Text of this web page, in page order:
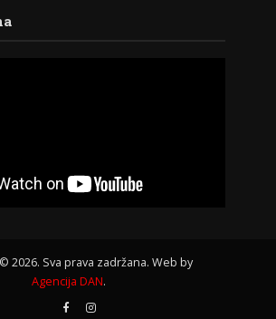
2026. Sva prava zadržana. Web by
Agencija DAN.